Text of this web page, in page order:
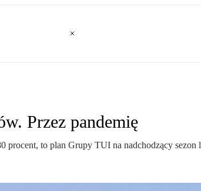
Przez pandemię
procent, to plan Grupy TUI na nadchodzący